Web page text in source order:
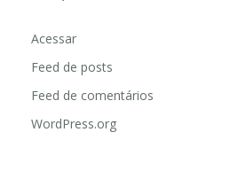
Acessar
Feed de posts
Feed de comentários
WordPress.org